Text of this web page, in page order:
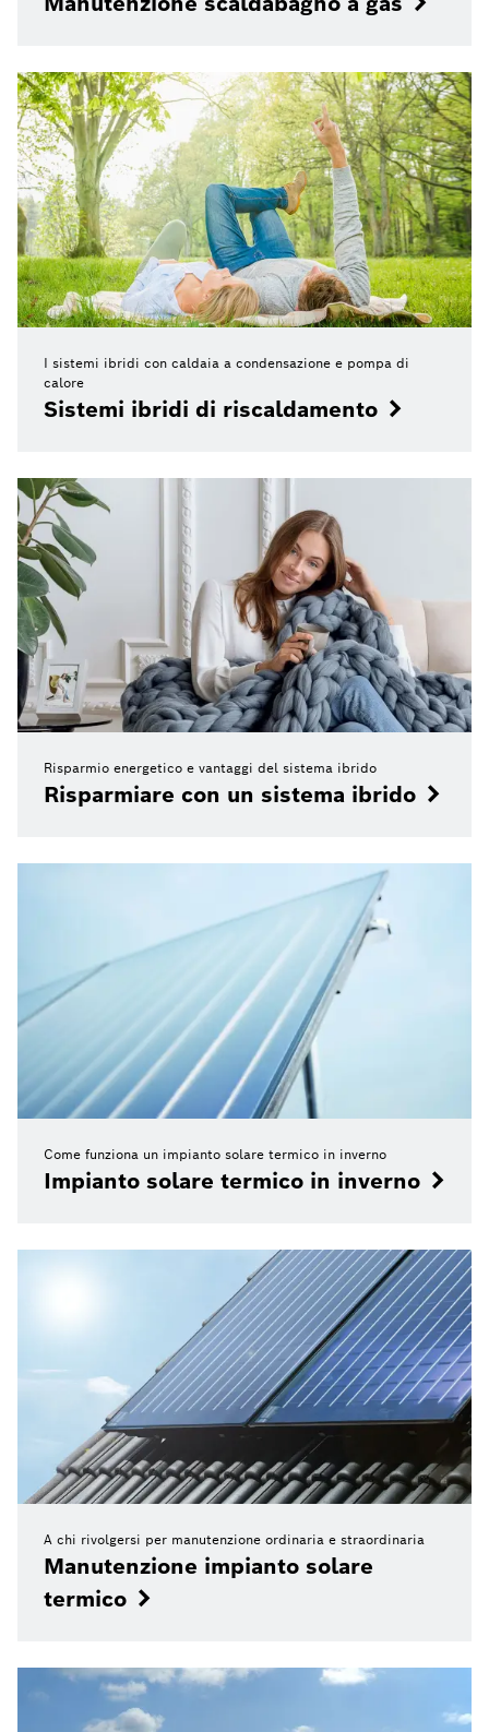
I sistemi ibridi con caldaia a condensazione e pompa di
calore
Sistemi ibridi di riscaldamento
Risparmio energetico e vantaggi del sistema ibrido
Risparmiare con un sistema ibrido
Come funziona un impianto solare termico in inverno
Impianto solare termico in inverno
A chi rivolgersi per manutenzione ordinaria e straordinaria
Manutenzione impianto solare
termico